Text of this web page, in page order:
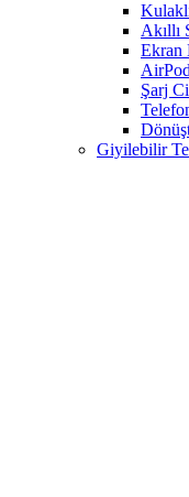
Akıllı
Ekran
Şarj
Giyilebilir